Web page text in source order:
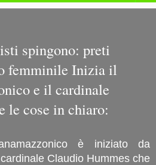
spingono: preti
femminile Inizia il
e il cardinale
le cose in chiaro:
è iniziato da
Claudio Hummes che